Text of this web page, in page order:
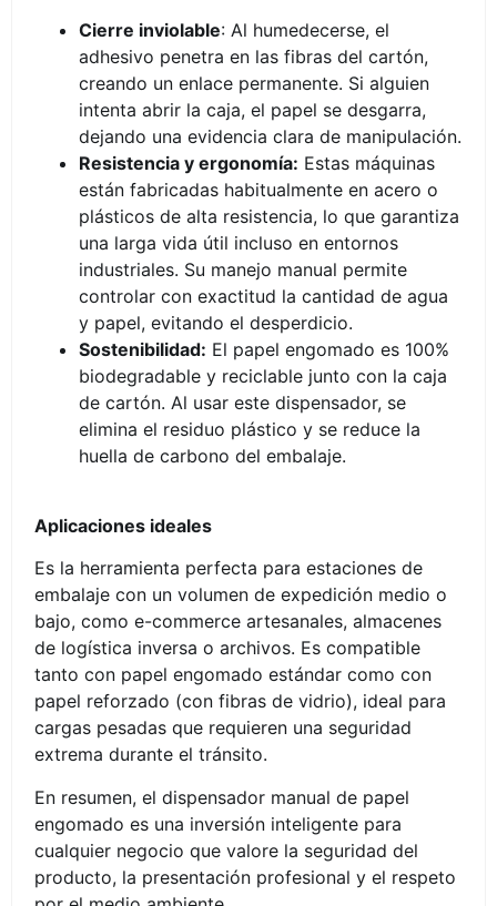
Cierre inviolable: Al humedecerse, el
adhesivo penetra en las fibras del cartón,
creando un enlace permanente. Si alguien
intenta abrir la caja, el papel se desgarra,
dejando una evidencia clara de manipulación.
Resistencia y ergonomía: Estas máquinas
están fabricadas habitualmente en acero o
plásticos de alta resistencia, lo que garantiza
una larga vida útil incluso en entornos
industriales. Su manejo manual permite
controlar con exactitud la cantidad de agua
y papel, evitando el desperdicio.
Sostenibilidad: El papel engomado es 100%
biodegradable y reciclable junto con la caja
de cartón. Al usar este dispensador, se
elimina el residuo plástico y se reduce la
huella de carbono del embalaje.
Aplicaciones ideales
Es la herramienta perfecta para estaciones de
embalaje con un volumen de expedición medio o
bajo, como e-commerce artesanales, almacenes
de logística inversa o archivos. Es compatible
tanto con papel engomado estándar como con
papel reforzado (con fibras de vidrio), ideal para
cargas pesadas que requieren una seguridad
extrema durante el tránsito.
En resumen, el dispensador manual de papel
engomado es una inversión inteligente para
cualquier negocio que valore la seguridad del
producto, la presentación profesional y el respeto